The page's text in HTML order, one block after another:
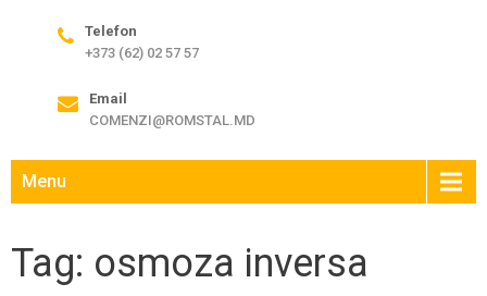
Telefon
+373 (62) 02 57 57
Email
COMENZI@ROMSTAL.MD
Menu
Tag: osmoza inversa